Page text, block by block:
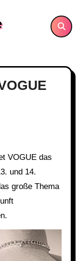
und 14.
große Thema